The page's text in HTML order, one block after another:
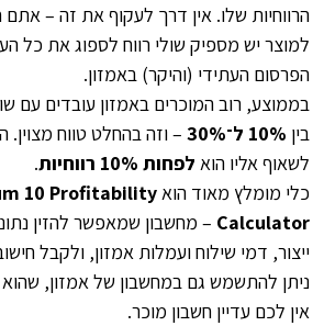
הרווחיות שלו. אין דרך לעקוף את זה – אתם
למוצר יש מספיק שולי רווח לספוג את כל
הפרסום העתידי (והיקר) באמזון.
בממוצע, רוב המוכרים באמזון עובדים עם
בין 10% ל־30%
– וזה בהחלט טווח מצוין.
לשאוף אליו הוא לפחות 10% רווחיות
.
כלי מומלץ מאוד הוא10 Profitability
Calculator – מחשבון שמאפשר להזין
ייצור, דמי שילוח ועמלות אמזון, ולקבל
ניתן להתשמש גם במחשבון של אמזון,
אין לכם עדיין חשבון מוכר.